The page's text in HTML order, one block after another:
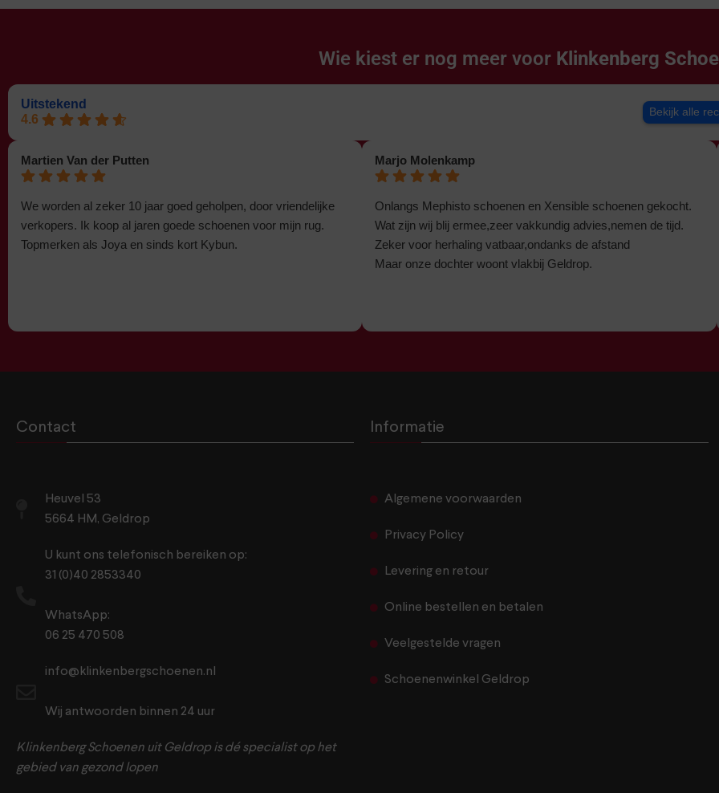
Wie kiest er nog meer voor Klinkenberg
Uitstekend
4.6
Bekijk alle
Martien Van der Putten
We worden al zeker 10 jaar goed geholpen, door vriendelijke
verkopers. Ik koop al jaren goede schoenen voor mijn rug.
Topmerken als Joya en sinds kort Kybun.
Marjo Molenkamp
Onlangs Mephisto schoenen en Xensible schoenen gekocht.
Wat zijn wij blij ermee,zeer vakkundig advies,nemen de tijd.
Zeker voor herhaling vatbaar,ondanks de afstand
Maar onze dochter woont vlakbij Geldrop.
Contact
Heuvel 53
5664 HM, Geldrop
U kunt ons telefonisch bereiken op:
31 (0)40 2853340
WhatsApp:
06 25 470 508
info@klinkenbergschoenen.nl
Wij antwoorden binnen 24 uur
Klinkenberg Schoenen uit Geldrop is dé specialist op het
gebied van gezond lopen
Informatie
Algemene voorwaarden
Privacy Policy
Levering en retour
Online bestellen en betalen
Veelgestelde vragen
Schoenenwinkel Geldrop